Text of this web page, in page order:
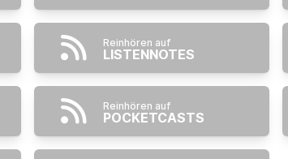
Reinhören auf
LISTENNOTES
Reinhören auf
POCKETCASTS